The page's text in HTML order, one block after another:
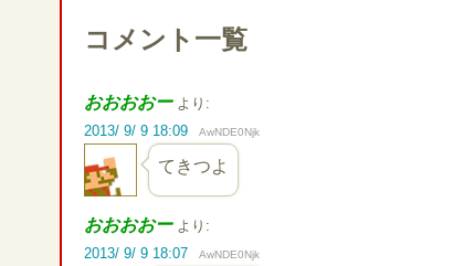
コメント一覧
おおおおー より:
2013/ 9/ 9 18:09
AwNDE0Njk
てきつよ
おおおおー より:
2013/ 9/ 9 18:07
AwNDE0Njk